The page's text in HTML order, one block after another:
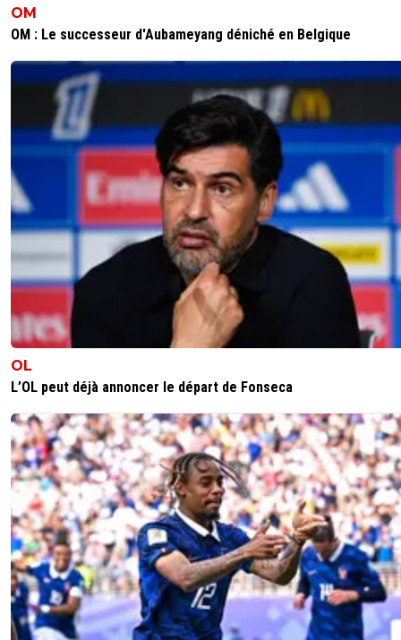
OM
OM : Le successeur d'Aubameyang déniché en Belgique
OL
L’OL peut déjà annoncer le départ de Fonseca